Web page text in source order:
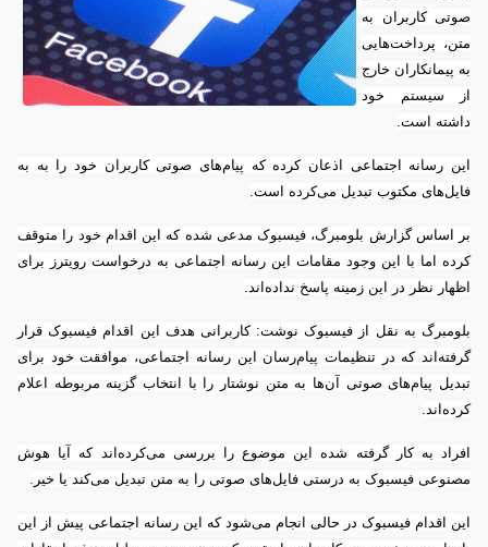
صوتی کاربران به
متن، پرداخت‌هایی
به پیمانکاران خارج
از سیستم خود
داشته است.
این رسانه اجتماعی اذعان کرده که پیام‌های صوتی کاربران خود را به به
فایل‌های مکتوب تبدیل می‌کرده است.
بر اساس گزارش بلومبرگ، فیسبوک مدعی شده که این اقدام خود را متوقف
کرده اما با این وجود مقامات این رسانه اجتماعی به درخواست رویترز برای
اظهار نظر در این زمینه پاسخ نداده‌اند.
بلومبرگ به نقل از فیسبوک نوشت: کاربرانی هدف این اقدام فیسبوک قرار
گرفته‌اند که در تنظیمات پیام‌رسان این رسانه اجتماعی، موافقت خود برای
تبدیل پیام‌های صوتی آن‌ها به متن نوشتار را با انتخاب گزینه مربوطه اعلام
کرده‌اند.
افراد به کار گرفته شده این موضوع را بررسی می‌کرده‌اند که آیا هوش
مصنوعی فیسبوک به درستی فایل‌های صوتی را به متن تبدیل می‌کند یا خیر.
این اقدام فیسبوک در حالی انجام می‌شود که این رسانه اجتماعی پیش از این